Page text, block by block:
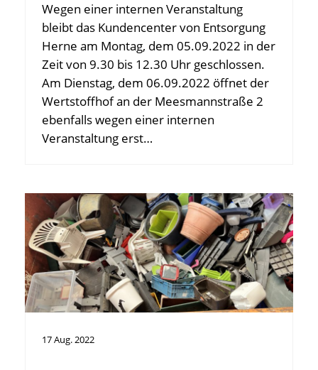
Wegen einer internen Veranstaltung
bleibt das Kundencenter von Entsorgung
Herne am Montag, dem 05.09.2022 in der
Zeit von 9.30 bis 12.30 Uhr geschlossen.
Am Dienstag, dem 06.09.2022 öffnet der
Wertstoffhof an der Meesmannstraße 2
ebenfalls wegen einer internen
Veranstaltung erst…
17Aug.2022